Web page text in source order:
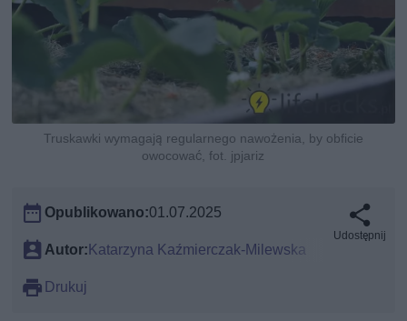
Truskawki wymagają regularnego nawożenia, by obficie
owocować, fot. jpjariz
Opublikowano:01.07.2025
Autor:Katarzyna Kaźmierczak-Milewska
Drukuj
Udostępnij